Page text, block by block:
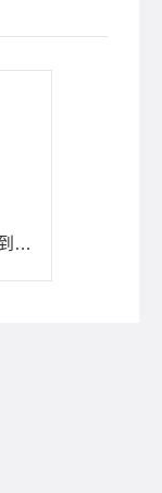
nuxt.js部署vue应用到服务端过程